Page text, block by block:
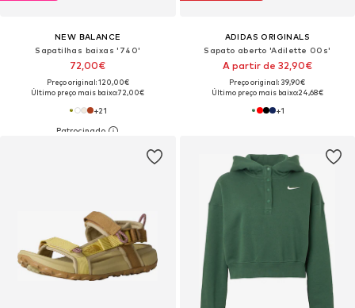
NEW BALANCE
Sapatilhas baixas '740'
72,00€
Preço original: 120,00€
Último preço mais baixo:72,00€
+21
ADIDAS ORIGINALS
Sapato aberto 'Adilette 00s'
A partir de 32,90€
Preço original: 39,90€
Último preço mais baixo:24,68€
+1